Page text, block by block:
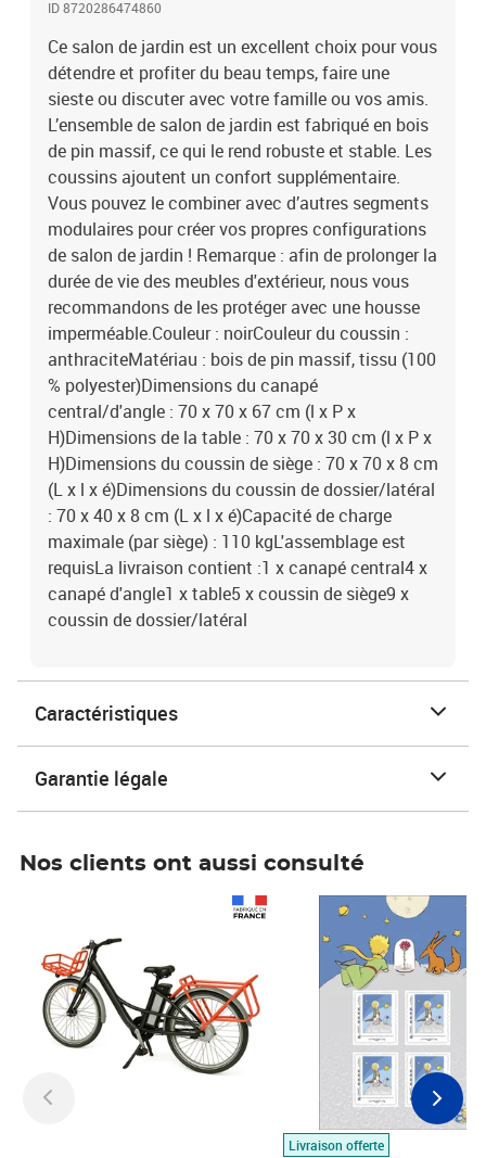
é)Capacité de charge maximale (par siège) : 110 kgL'assemblage
est requisLa livraison contient :1 x canapé central4 x canapé
d'angle1 x table5 x coussin de siège9 x coussin de dossier/latéral
ID 8720286474860
Ce salon de jardin est un excellent choix pour vous
détendre et profiter du beau temps, faire une
sieste ou discuter avec votre famille ou vos amis.
L’ensemble de salon de jardin est fabriqué en bois
de pin massif, ce qui le rend robuste et stable. Les
coussins ajoutent un confort supplémentaire.
Vous pouvez le combiner avec d’autres segments
modulaires pour créer vos propres configurations
de salon de jardin ! Remarque : afin de prolonger la
durée de vie des meubles d'extérieur, nous vous
recommandons de les protéger avec une housse
imperméable.Couleur : noirCouleur du coussin :
anthraciteMatériau : bois de pin massif, tissu (100
% polyester)Dimensions du canapé
central/d'angle : 70 x 70 x 67 cm (l x P x
H)Dimensions de la table : 70 x 70 x 30 cm (l x P x
H)Dimensions du coussin de siège : 70 x 70 x 8 cm
(L x l x é)Dimensions du coussin de dossier/latéral
: 70 x 40 x 8 cm (L x l x é)Capacité de charge
maximale (par siège) : 110 kgL'assemblage est
requisLa livraison contient :1 x canapé central4 x
canapé d'angle1 x table5 x coussin de siège9 x
coussin de dossier/latéral
Caractéristiques
Garantie légale
Nos clients ont aussi consulté
Livraison offerte
Prix 7,50€